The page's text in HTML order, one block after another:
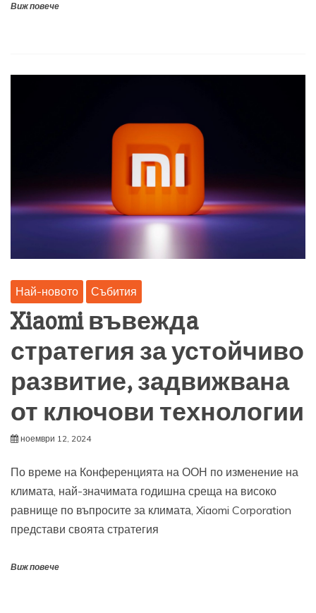
Виж повече
Най-новото Събития
Xiaomi въвеждa
стратегия за устойчиво
развитие, задвижвана
от ключови технологии
ноември 12, 2024
По време на Конференцията на ООН по изменение на
климата, най-значимата годишна среща на високо
равнище по въпросите за климата, Xiaomi Corporation
представи своята стратегия
Виж повече